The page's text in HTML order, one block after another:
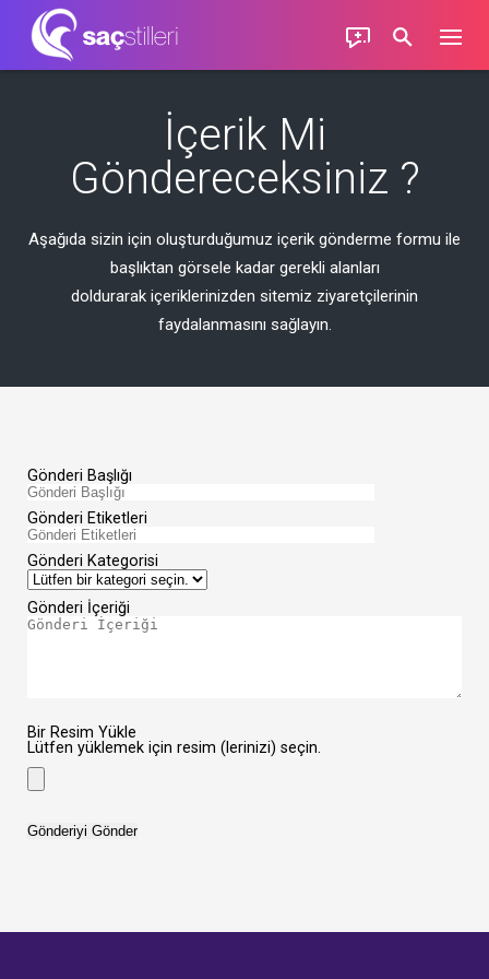
İçerik Mi
Göndereceksiniz ?
Aşağıda sizin için oluşturduğumuz içerik gönderme formu ile
başlıktan görsele kadar gerekli alanları
doldurarak içeriklerinizden sitemiz ziyaretçilerinin
faydalanmasını sağlayın.
Gönderi Başlığı
Gönderi Etiketleri
Gönderi Kategorisi
Gönderi İçeriği
Bir Resim Yükle
Lütfen yüklemek için resim (lerinizi) seçin.